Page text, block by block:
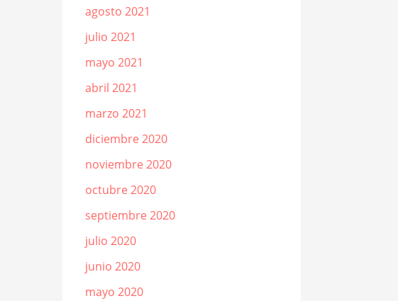
agosto 2021
julio 2021
mayo 2021
abril 2021
marzo 2021
diciembre 2020
noviembre 2020
octubre 2020
septiembre 2020
julio 2020
junio 2020
mayo 2020